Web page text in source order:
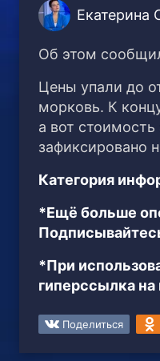
Екатерина
Об этом
Цены упали до
морковь. К
а вот
зафиксировано
Категория
*Ещё больше
*При
гиперссылка на
Поделиться